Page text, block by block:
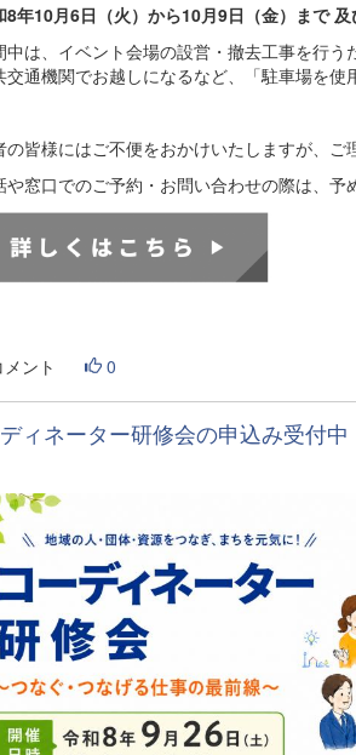
8年10月6日（火）から10月9日（金）まで
は、イベント会場の設営・撤去工事を行う
通機関でお越しになるなど、「駐車場を
の皆様にはご不便をおかけいたしますが、
や窓口でのご予約・お問い合わせの際は、
ント 0
ィネーター研修会の申込み受付中